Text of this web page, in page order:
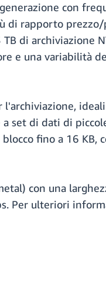
con
di rapporto
di archiviazione
e una variabilità
set di dati di
fino a 16 KB,
con una
Per ulteriori